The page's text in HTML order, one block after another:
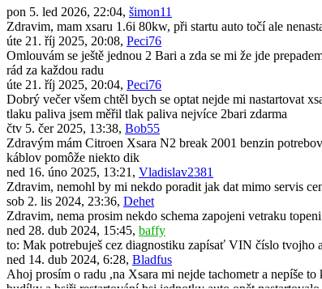
pon 5. led 2026, 22:04, šimon11
Zdravim, mam xsaru 1.6i 80kw, při startu auto točí ale
úte 21. říj 2025, 20:08, Peci76
Omlouvám se ještě jednou 2 Bari a zda se mi že jde
rád za každou radu
úte 21. říj 2025, 20:04, Peci76
Dobrý večer všem chtěl bych se optat nejde mi nastartovat
tlaku paliva jsem měřil tlak paliva nejvíce 2bari zdarma
čtv 5. čer 2025, 13:38, Bob55
Zdravým mám Citroen Xsara N2 break 2001 benzin
káblov pomôže niekto dik
ned 16. úno 2025, 13:21, Vladislav2381
Zdravim, nemohl by mi nekdo poradit jak dat mimo servis
sob 2. lis 2024, 23:36, Dehet
Zdravim, nema prosim nekdo schema zapojeni vetraku
ned 28. dub 2024, 15:45, baffy
to: Mak potrebuješ cez diagnostiku zapísať VIN číslo tvojho
ned 14. dub 2024, 6:28, Bladfus
Ahoj prosím o radu ,na Xsara mi nejde tachometr a nepíše